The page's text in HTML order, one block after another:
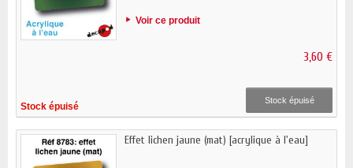
Voir ce produit
3,60 €
Stock épuisé
Stock épuisé
Effet lichen jaune (mat) [acrylique à l'eau]